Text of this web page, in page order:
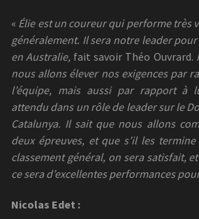
« Élie est un coureur qui performe très
généralement. Il sera notre leader
en Australie, fait savoir Théo Ouvrard.
nous allons élever nos exigences par
l’équipe, mais aussi par rapport à
attendu dans un rôle de leader sur le
Catalunya. Il sait que nous allons
deux épreuves, et que s’il les
classement général, on sera satisfait,
ce sera d’excellentes performances
Nicolas Edet :